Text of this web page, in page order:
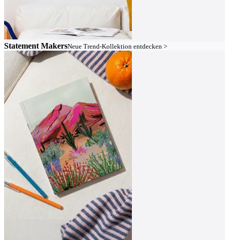
Statement MakersNeue Trend-Kollektion entdecken >